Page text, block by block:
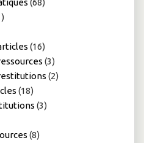
(16)
(3)
(2)
(18)
(3)
(8)